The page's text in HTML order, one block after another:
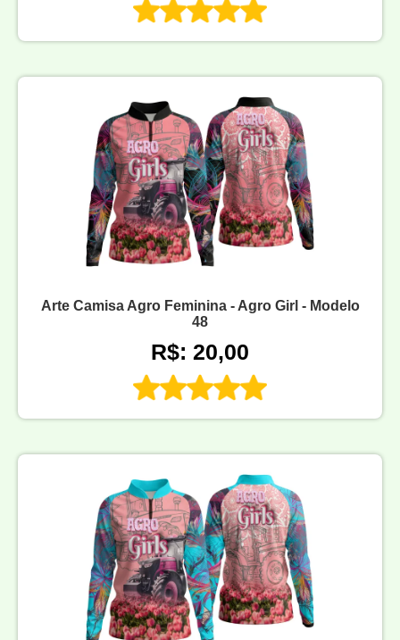
Arte Camisa Agro Feminina - Agro Girl - Modelo
48
R$: 20,00